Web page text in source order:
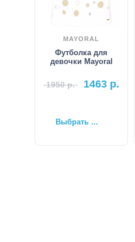
MAYORAL
Футболка для
девочки Mayoral
1950р. 1463 р.
Выбрать ...